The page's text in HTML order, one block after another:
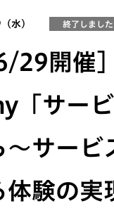
水） 終了しました
29開催
「サー
～サービ
体験の